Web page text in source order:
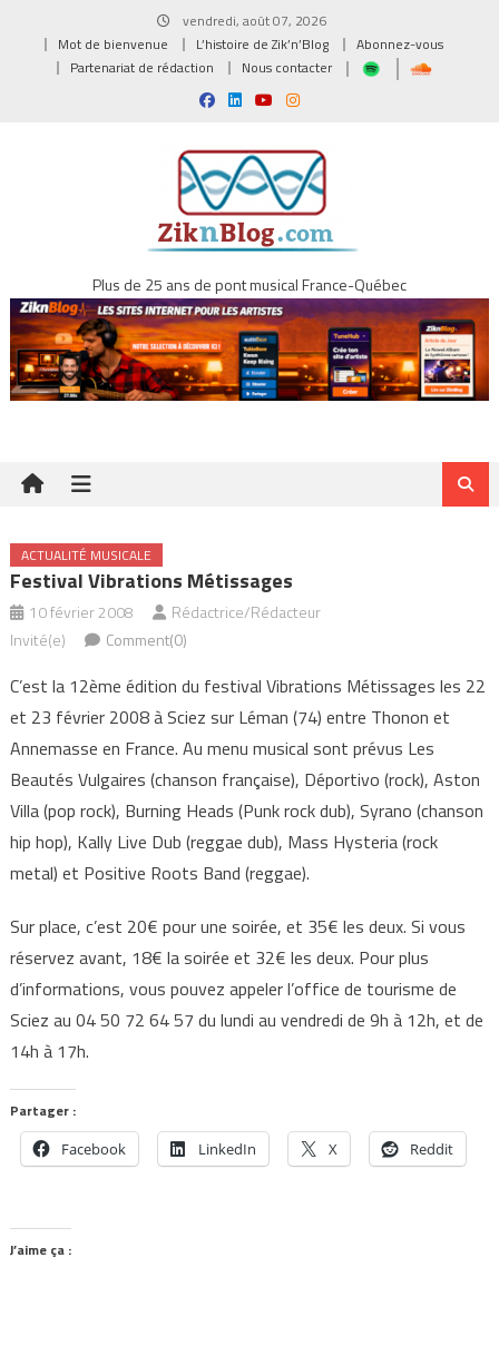
vendredi, août 07, 2026
Mot de bienvenue
L’histoire de Zik’n’Blog
Abonnez-vous
Partenariat de rédaction
Nous contacter
Plus de 25 ans de pont musical France-Québec
ACTUALITÉ MUSICALE
Festival Vibrations Métissages
10 février 2008
Rédactrice/Rédacteur
Invité(e)
Comment(0)
C’est la 12ème édition du festival Vibrations Métissages les 22
et 23 février 2008 à Sciez sur Léman (74) entre Thonon et
Annemasse en France. Au menu musical sont prévus Les
Beautés Vulgaires (chanson française), Déportivo (rock), Aston
Villa (pop rock), Burning Heads (Punk rock dub), Syrano (chanson
hip hop), Kally Live Dub (reggae dub), Mass Hysteria (rock
metal) et Positive Roots Band (reggae).
Sur place, c’est 20€ pour une soirée, et 35€ les deux. Si vous
réservez avant, 18€ la soirée et 32€ les deux. Pour plus
d’informations, vous pouvez appeler l’office de tourisme de
Sciez au 04 50 72 64 57 du lundi au vendredi de 9h à 12h, et de
14h à 17h.
Partager :
Facebook LinkedIn X Reddit
J’aime ça :